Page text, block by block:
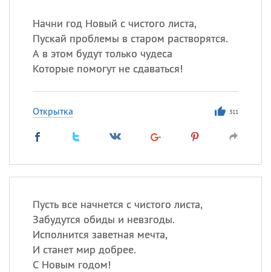
Начни год Новый с чистого листа,
Пускай проблемы в старом растворятся.
А в этом будут только чудеса
Которые помогут не сдаваться!
Открытка 311
Пусть все начнется с чистого листа,
Забудутся обиды и невзгоды.
Исполнится заветная мечта,
И станет мир добрее.
С Новым годом!